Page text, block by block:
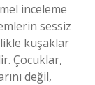
inceleme
sessiz
kuşaklar
Çocuklar,
değil,